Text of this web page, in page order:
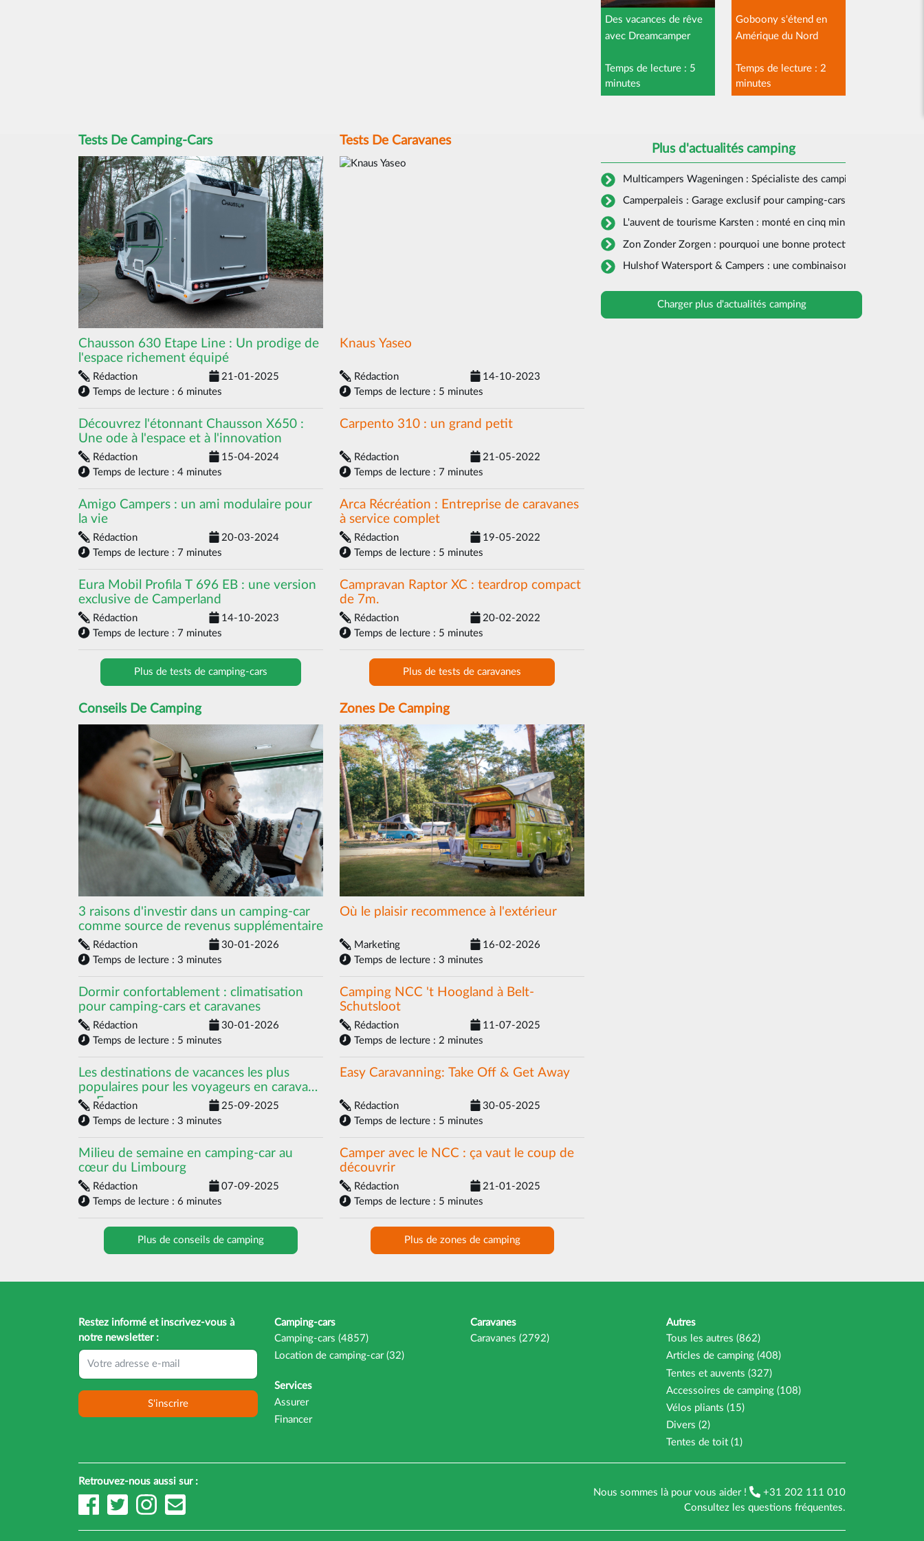
Des vacances de rêve
avec Dreamcamper
Temps de lecture : 5
minutes
Goboony s'étend en
Amérique du Nord
Temps de lecture : 2
minutes
Tests De Camping-Cars
Chausson 630 Etape Line : Un prodige de
l'espace richement équipé
Rédaction
21-01-2025
Temps de lecture : 6 minutes
Découvrez l'étonnant Chausson X650 :
Une ode à l'espace et à l'innovation
Rédaction
15-04-2024
Temps de lecture : 4 minutes
Amigo Campers : un ami modulaire pour
la vie
Rédaction
20-03-2024
Temps de lecture : 7 minutes
Eura Mobil Profila T 696 EB : une version
exclusive de Camperland
Rédaction
14-10-2023
Temps de lecture : 7 minutes
Plus de tests de camping-cars
Tests De Caravanes
Knaus Yaseo
Rédaction
14-10-2023
Temps de lecture : 5 minutes
Carpento 310 : un grand petit
Rédaction
21-05-2022
Temps de lecture : 7 minutes
Arca Récréation : Entreprise de caravanes
à service complet
Rédaction
19-05-2022
Temps de lecture : 5 minutes
Campravan Raptor XC : teardrop compact
de 7m.
Rédaction
20-02-2022
Temps de lecture : 5 minutes
Plus de tests de caravanes
Conseils De Camping
3 raisons d'investir dans un camping-car
comme source de revenus supplémentaire
Rédaction
30-01-2026
Temps de lecture : 3 minutes
Dormir confortablement : climatisation
pour camping-cars et caravanes
Rédaction
30-01-2026
Temps de lecture : 5 minutes
Les destinations de vacances les plus
populaires pour les voyageurs en caravane
en Europe
Rédaction
25-09-2025
Temps de lecture : 3 minutes
Milieu de semaine en camping-car au
cœur du Limbourg
Rédaction
07-09-2025
Temps de lecture : 6 minutes
Plus de conseils de camping
Zones De Camping
Où le plaisir recommence à l'extérieur
Marketing
16-02-2026
Temps de lecture : 3 minutes
Camping NCC 't Hoogland à Belt-
Schutsloot
Rédaction
11-07-2025
Temps de lecture : 2 minutes
Easy Caravanning: Take Off & Get Away
Rédaction
30-05-2025
Temps de lecture : 5 minutes
Camper avec le NCC : ça vaut le coup de
découvrir
Rédaction
21-01-2025
Temps de lecture : 5 minutes
Plus de zones de camping
Plus d'actualités camping
Multicampers Wageningen : Spécialiste des camping-cars
Camperpaleis : Garage exclusif pour camping-cars à Beek en Donk
L'auvent de tourisme Karsten : monté en cinq minutes
Zon Zonder Zorgen : pourquoi une bonne protection solaire n'est
Hulshof Watersport & Campers : une combinaison forte
Charger plus d'actualités camping
Restez informé et inscrivez-vous à
notre newsletter :
S'inscrire
Camping-cars
Camping-cars (4857)
Location de camping-car (32)
Services
Assurer
Financer
Caravanes
Caravanes (2792)
Autres
Tous les autres (862)
Articles de camping (408)
Tentes et auvents (327)
Accessoires de camping (108)
Vélos pliants (15)
Divers (2)
Tentes de toit (1)
Retrouvez-nous aussi sur :
Nous sommes là pour vous aider !
+31 202 111 010
Consultez les questions fréquentes.